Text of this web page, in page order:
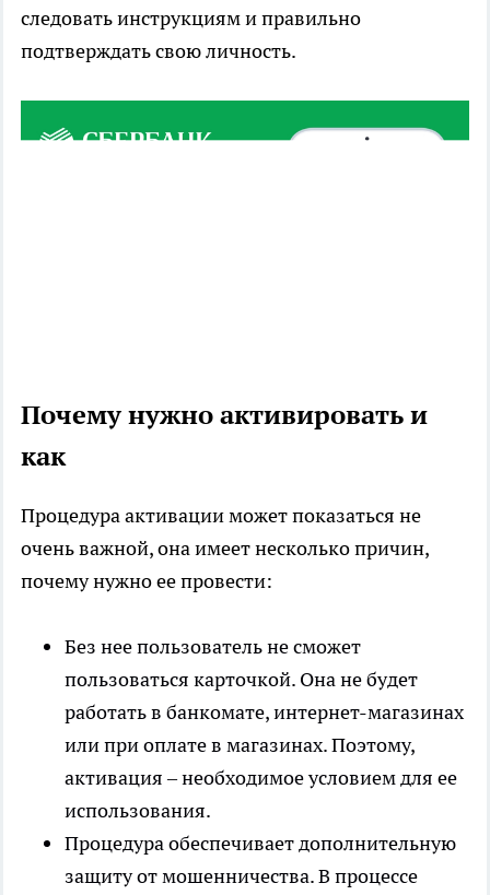
следовать инструкциям и правильно
подтверждать свою личность.
Почему нужно активировать и
как
Процедура активации может показаться не
очень важной, она имеет несколько причин,
почему нужно ее провести:
Без нее пользователь не сможет
пользоваться карточкой. Она не будет
работать в банкомате, интернет-магазинах
или при оплате в магазинах. Поэтому,
активация – необходимое условием для ее
использования.
Процедура обеспечивает дополнительную
защиту от мошенничества. В процессе